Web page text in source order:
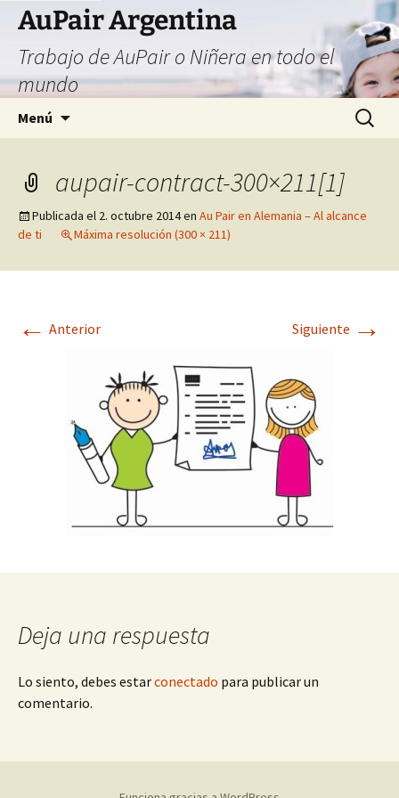
Saltar
contenido
AuPair Argentina
Trabajo de AuPair o Niñera en todo el
mundo
Menú Buscar:
aupair-contract-300×211[1]
Publicada el 2. octubre 2014en Au Pair en Alemania – Al alcance
de ti
Máxima resolución (300 × 211)
← Anterior Siguiente →
Deja una respuesta
Lo siento, debes estarconectado para publicar un
comentario.